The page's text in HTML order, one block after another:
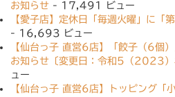
お知らせ - 17,491 ビュー
【愛子店】定休日「毎週火曜」に「
- 16,693 ビュー
【仙台っ子 直営6店】「餃子（6個
お知らせ〔変更日：令和5（2023）
ュー
【仙台っ子 直営6店】トッピング「